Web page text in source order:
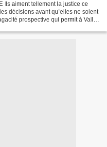
Ils aiment tellement la justice ce
décisions avant qu’elles ne soient
prospective qui permit à Valls